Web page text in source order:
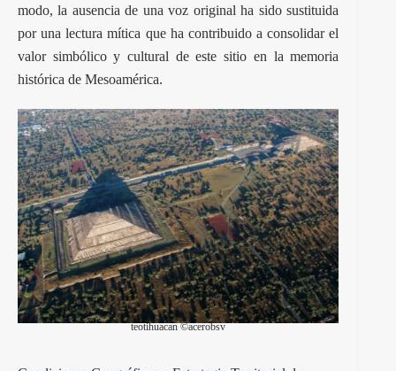
modo, la ausencia de una voz original ha sido sustituida
por una lectura mítica que ha contribuido a consolidar el
valor simbólico y cultural de este sitio en la memoria
histórica de Mesoamérica.
teotihuacan ©acerobsv